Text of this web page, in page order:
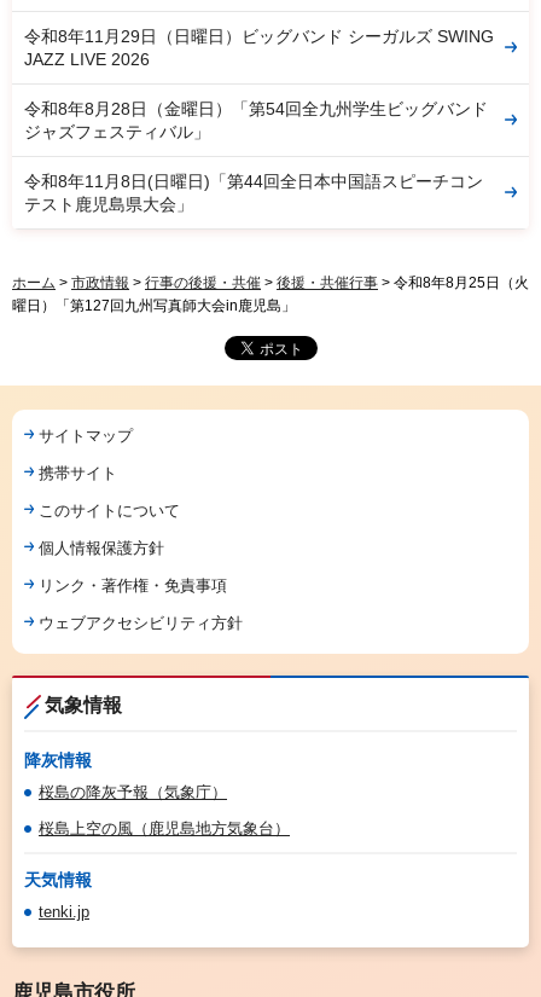
令和8年11月29日（日曜日）ビッグバンド シーガルズ SWING
JAZZ LIVE 2026
令和8年8月28日（金曜日）「第54回全九州学生ビッグバンド
ジャズフェスティバル」
令和8年11月8日(日曜日)「第44回全日本中国語スピーチコン
テスト鹿児島県大会」
ホーム > 市政情報 > 行事の後援・共催 > 後援・共催行事 > 令和8年8月25日（火
曜日）「第127回九州写真師大会in鹿児島」
サイトマップ
携帯サイト
このサイトについて
個人情報保護方針
リンク・著作権・免責事項
ウェブアクセシビリティ方針
気象情報
降灰情報
桜島の降灰予報（気象庁）
桜島上空の風（鹿児島地方気象台）
天気情報
tenki.jp